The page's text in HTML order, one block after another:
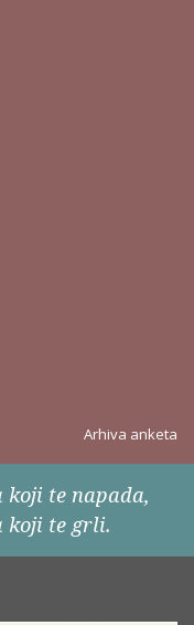
Arhiva anketa
koji te napada,
koji te grli.